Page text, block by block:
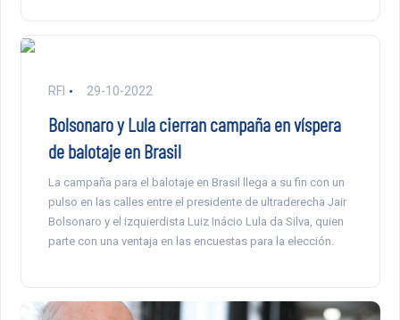
RFI 29-10-2022
Bolsonaro y Lula cierran campaña en víspera
de balotaje en Brasil
La campaña para el balotaje en Brasil llega a su fin con un
pulso en las calles entre el presidente de ultraderecha Jair
Bolsonaro y el izquierdista Luiz Inácio Lula da Silva, quien
parte con una ventaja en las encuestas para la elección.